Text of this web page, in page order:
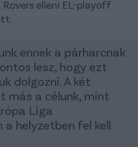
elleni EL-playoff
ennek a párharcnak
lesz, hogy ezt
dolgozni. A két
más a célunk, mint
Liga
a helyzetben fel kell